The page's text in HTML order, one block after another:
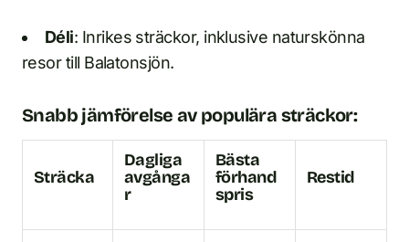
Déli: Inrikes sträckor, inklusive naturskönna
resor till Balatonsjön.
Snabb jämförelse av populära sträckor:
Sträcka
Dagliga
avgånga
r
Bästa
förhand
spris
Restid